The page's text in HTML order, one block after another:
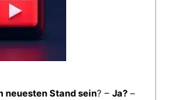
neuesten Stand sein? – Ja?–